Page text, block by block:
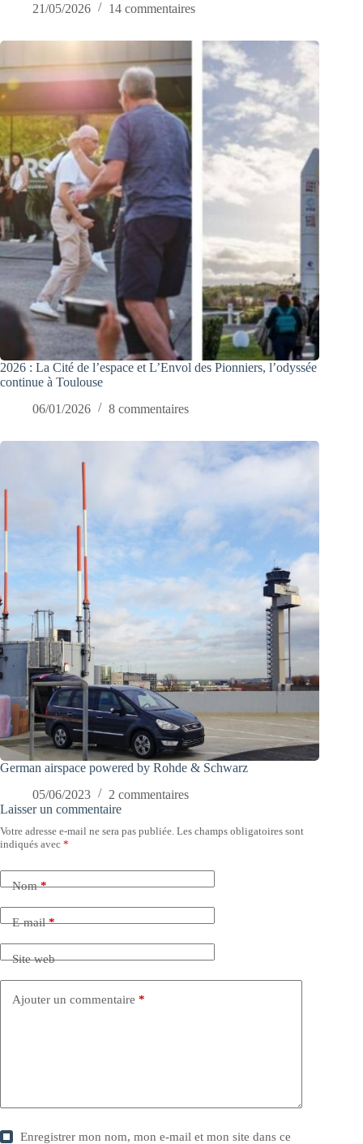
21/05/2026
14 commentaires
2026 : La Cité de l’espace et L’Envol des Pionniers, l’odyssée
continue à Toulouse
06/01/2026
8 commentaires
German airspace powered by Rohde & Schwarz
05/06/2023
2 commentaires
Laisser un commentaire
Votre adresse e-mail ne sera pas publiée. Les champs obligatoires sont
indiqués avec *
Nom*
E-mail*
Site web
Ajouter un commentaire *
Enregistrer mon nom, mon e-mail et mon site dans ce